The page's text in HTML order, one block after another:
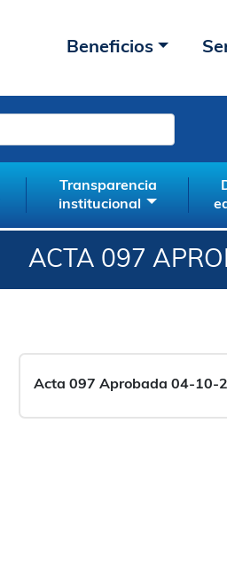
Beneficios
Transparencia
institucional
ACTA 097
Acta 097 Aprobada 04-10-